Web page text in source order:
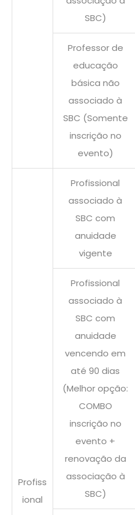
SBC)
Professor de
educação
básica não
associado à
SBC (Somente
inscrição no
evento)
Profiss
ional
Profissional
associado à
SBC com
anuidade
vigente
Profissional
associado à
SBC com
anuidade
vencendo em
até 90 dias
(Melhor opção:
COMBO
inscrição no
evento +
renovação da
associação à
SBC)